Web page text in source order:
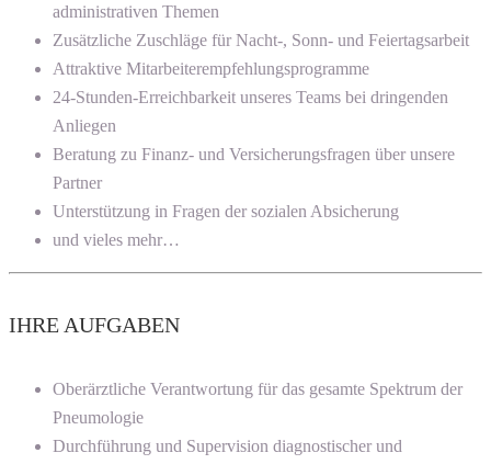
administrativen Themen
Zusätzliche Zuschläge für Nacht-, Sonn- und Feiertagsarbeit
Attraktive Mitarbeiterempfehlungsprogramme
24-Stunden-Erreichbarkeit unseres Teams bei dringenden
Anliegen
Beratung zu Finanz- und Versicherungsfragen über unsere
Partner
Unterstützung in Fragen der sozialen Absicherung
und vieles mehr…
IHRE AUFGABEN
Oberärztliche Verantwortung für das gesamte Spektrum der
Pneumologie
Durchführung und Supervision diagnostischer und